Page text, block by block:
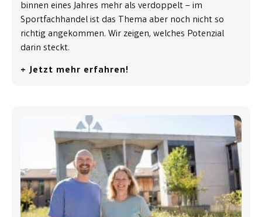
binnen eines Jahres mehr als verdoppelt – im
Sportfachhandel ist das Thema aber noch nicht so
richtig angekommen. Wir zeigen, welches Potenzial
darin steckt.
+ Jetzt mehr erfahren!